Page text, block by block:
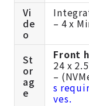
Vi
de
o
– 4 x
St
or
ag
e
Front
24 x
–
s
ves.